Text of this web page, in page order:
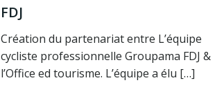
FDJ
Création du partenariat entre L’équipe
cycliste professionnelle Groupama FDJ &
l’Office ed tourisme. L’équipe a élu […]